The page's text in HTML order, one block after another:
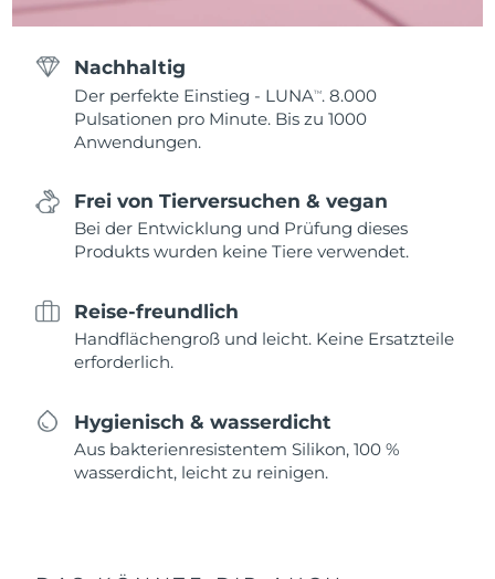
Nachhaltig
Der perfekte Einstieg - LUNATM . 8.000
Pulsationen pro Minute. Bis zu 1000
Anwendungen.
Frei von Tierversuchen & vegan
Bei der Entwicklung und Prüfung dieses
Produkts wurden keine Tiere verwendet.
Reise-freundlich
Handflächengroß und leicht. Keine Ersatzteile
erforderlich.
Hygienisch & wasserdicht
Aus bakterienresistentem Silikon, 100 %
wasserdicht, leicht zu reinigen.